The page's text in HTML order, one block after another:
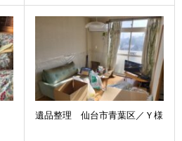
遺品整理 仙台市青葉区／Ｙ様